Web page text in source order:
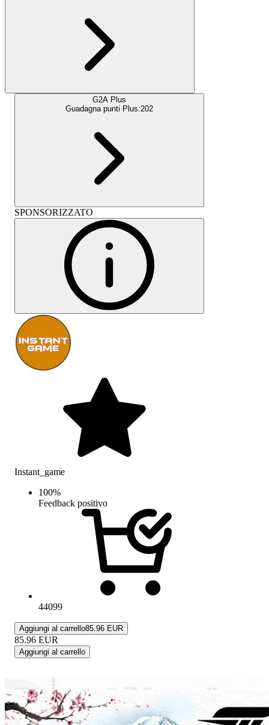
G2A Plus
Guadagna punti Plus:202
SPONSORIZZATO
Instant_game
100%
Feedback positivo
44099
Aggiungi al carrello85.96 EUR
85.96 EUR
Aggiungi al carrello